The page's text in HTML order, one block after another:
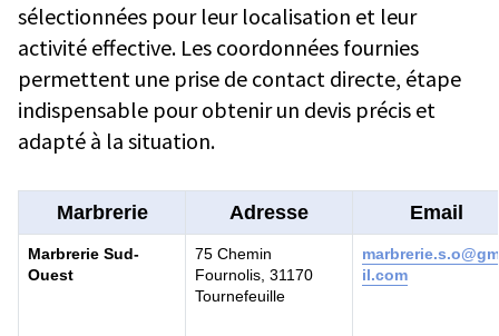
sélectionnées pour leur localisation et leur
activité effective. Les coordonnées fournies
permettent une prise de contact directe, étape
indispensable pour obtenir un devis précis et
adapté à la situation.
Marbrerie Adresse Email
Marbrerie Sud-
Ouest
75 Chemin
Fournolis, 31170
Tournefeuille
il.com